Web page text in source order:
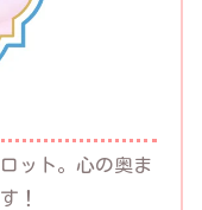
ット。心の奥ま
！